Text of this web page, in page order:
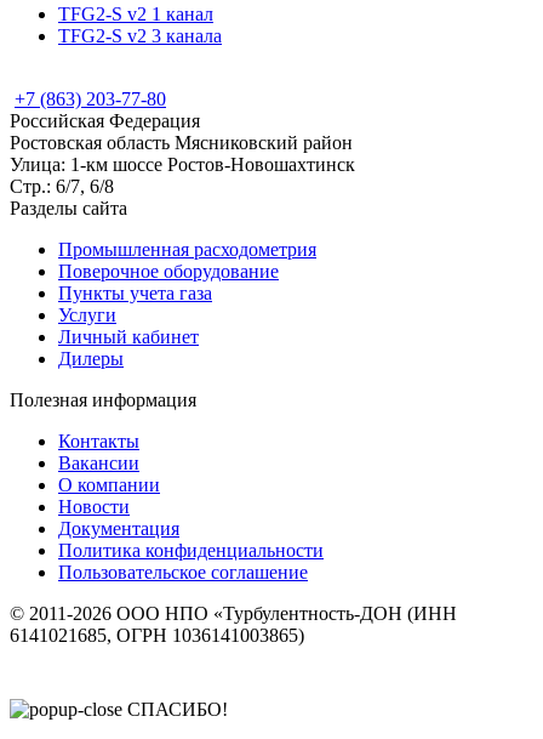
TFG2-S v2 1 канал
TFG2-S v2 3 канала
+7 (863) 203-77-80
Российская Федерация
Ростовская область Мясниковский район
Улица: 1-км шоссе Ростов-Новошахтинск
Стр.: 6/7, 6/8
Разделы сайта
Промышленная расходометрия
Поверочное оборудование
Пункты учета газа
Услуги
Личный кабинет
Дилеры
Полезная информация
Контакты
Вакансии
О компании
Новости
Документация
Политика конфиденциальности
Пользовательское соглашение
© 2011-2026 ООО НПО «Турбулентность-ДОН (ИНН
6141021685, ОГРН 1036141003865)
СПАСИБО!